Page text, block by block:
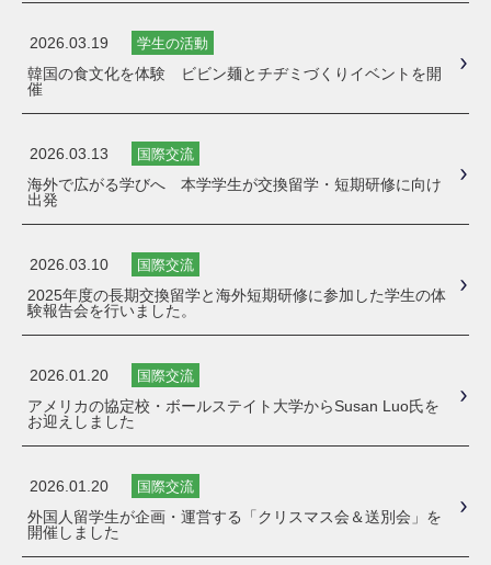
2026.03.19 学生の活動
韓国の食文化を体験 ビビン麺とチヂミづくりイベントを開
催
2026.03.13 国際交流
海外で広がる学びへ 本学学生が交換留学・短期研修に向け
出発
2026.03.10 国際交流
2025年度の長期交換留学と海外短期研修に参加した学生の体
験報告会を行いました。
2026.01.20 国際交流
アメリカの協定校・ボールステイト大学からSusan Luo氏を
お迎えしました
2026.01.20 国際交流
外国人留学生が企画・運営する「クリスマス会＆送別会」を
開催しました